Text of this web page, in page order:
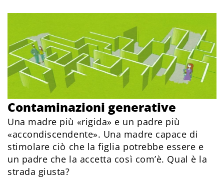
Contaminazioni generative
Una madre più «rigida» e un padre più
«accondiscendente». Una madre capace di
stimolare ciò che la figlia potrebbe essere e
un padre che la accetta così com’è. Qual è la
strada giusta?